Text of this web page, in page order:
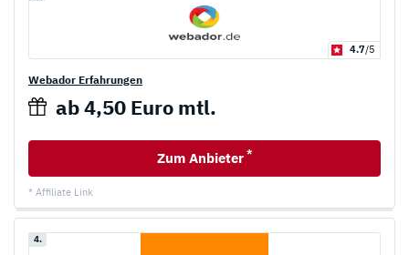
4.7/5
Webador Erfahrungen
ab 4,50 Euro mtl.
Zum Anbieter *
* Affiliate Link
4.